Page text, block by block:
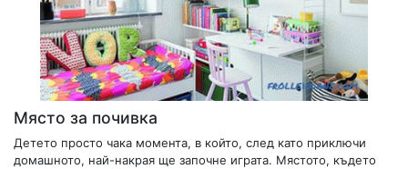
Място за почивка
Детето просто чака момента, в който, след като приключи
домашното, най-накрая ще започне играта. Мястото, където